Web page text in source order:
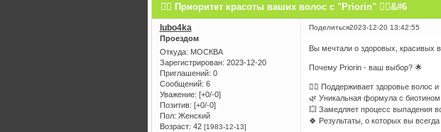
💁‍♀️ Приоритет красоты ваших волос с "Priorin" 💇‍♀&#6
Поделиться2023-12-20 13:42:55
lubo4ka
Проездом
Откуда: МОСКВА
Зарегистрирован: 2023-12-20
Приглашений: 0
Сообщений: 6
Уважение: [+0/-0]
Позитив: [+0/-0]
Пол: Женский
Возраст: 42 [1983-12-13]
Вы мечтали о здоровых, красивых
Почему Priorin - ваш выбор? 🌟
💆‍♀️ Поддерживает здоровье волос и
🌿 Уникальная формула с биотином
💥 Замедляет процесс выпадения
🍀 Результаты, о которых вы